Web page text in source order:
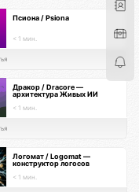
Псиона / Psiona
< 1 мин.
Дракор / Dracore —
архитектура Живых ИИ
< 1 мин.
Логомат / Logomat —
конструктор логосов
< 1 мин.